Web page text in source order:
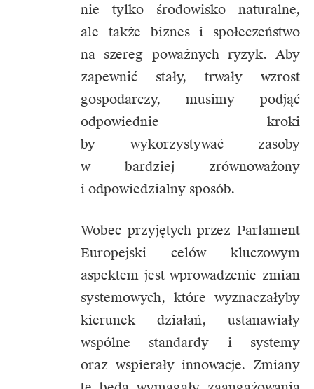
nie tylko środowisko naturalne,
ale także biznes i społeczeństwo
na szereg poważnych ryzyk. Aby
zapewnić stały, trwały wzrost
gospodarczy, musimy podjąć
odpowiednie kroki
by wykorzystywać zasoby
w bardziej zrównoważony
i odpowiedzialny sposób.
Wobec przyjętych przez Parlament
Europejski celów kluczowym
aspektem jest wprowadzenie zmian
systemowych, które wyznaczałyby
kierunek działań, ustanawiały
wspólne standardy i systemy
oraz wspierały innowacje. Zmiany